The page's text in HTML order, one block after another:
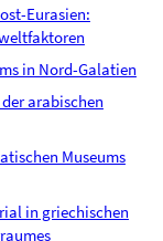
Eurasien:
in Nord-Galatien
arabischen
Museums
in griechischen